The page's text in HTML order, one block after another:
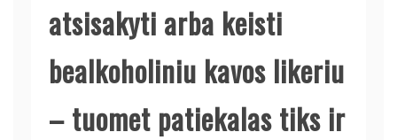
atsisakyti arba keisti
bealkoholiniu kavos likeriu
– tuomet patiekalas tiks ir